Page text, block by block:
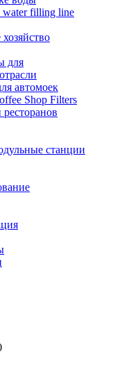
filling line
для
автомоек
Shop Filters
станции